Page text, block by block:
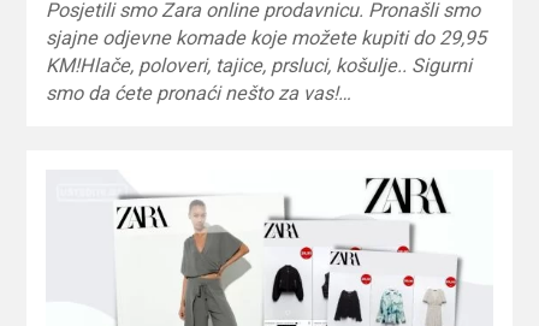
Posjetili smo Zara online prodavnicu. Pronašli smo
sjajne odjevne komade koje možete kupiti do 29,95
KM!Hlače, poloveri, tajice, prsluci, košulje.. Sigurni
smo da ćete pronaći nešto za vas!…